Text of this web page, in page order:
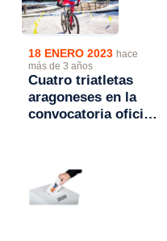
18 ENERO 2023 hace
más de 3 años
Cuatro triatletas
aragoneses en la
convocatoria oficial